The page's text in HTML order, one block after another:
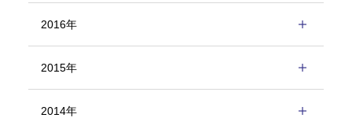
2016年
2015年
2014年